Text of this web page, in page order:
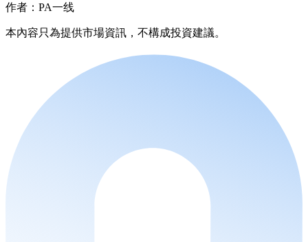
作者：PA一线
本內容只為提供市場資訊，不構成投資建議。